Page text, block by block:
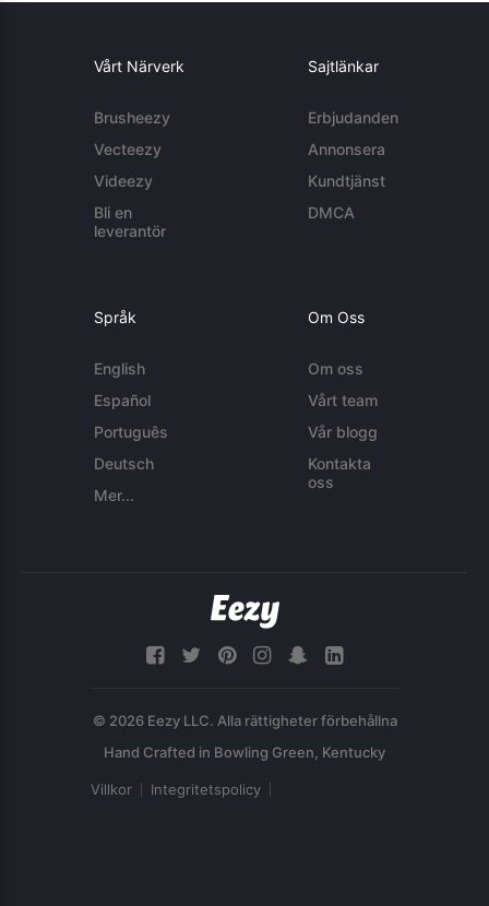
Vårt Närverk
Brusheezy
Vecteezy
Videezy
Bli en
leverantör
Sajtlänkar
Erbjudanden
Annonsera
Kundtjänst
DMCA
Språk
English
Español
Português
Deutsch
Mer...
Om Oss
Om oss
Vårt team
Vår blogg
Kontakta
oss
© 2026 Eezy LLC. Alla rättigheter förbehållna
Villkor Integritetspolicy